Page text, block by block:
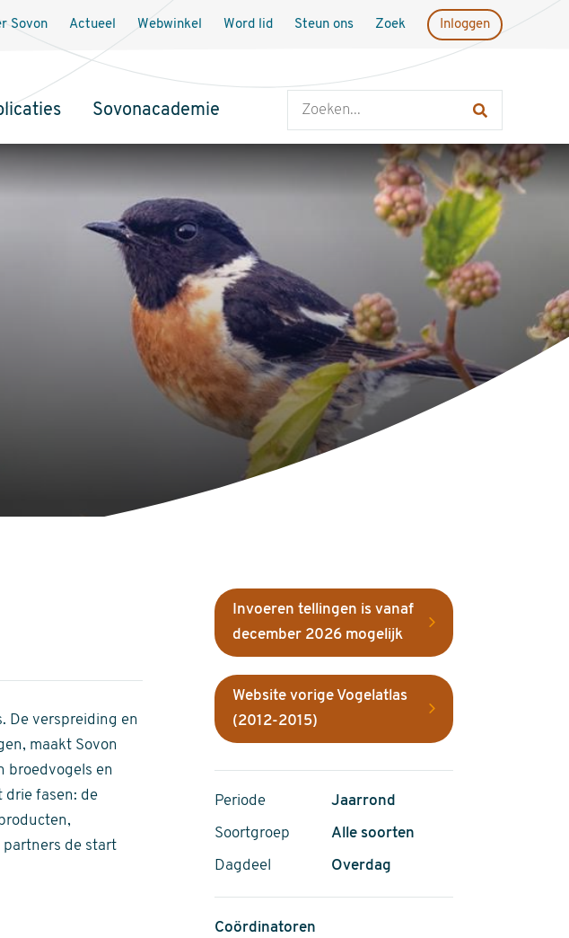
Sovonacademie
Sovon Actueel Webwinkel Word lid Steun ons Zoek Inloggen
De verspreiding en
maakt Sovon
broedvogels en
drie fasen: de
partners de start
Invoeren tellingen is vanaf
december 2026 mogelijk
Website vorige Vogelatlas
(2012-2015)
Periode Jaarrond
Soortgroep Alle soorten
Dagdeel Overdag
Coördinatoren